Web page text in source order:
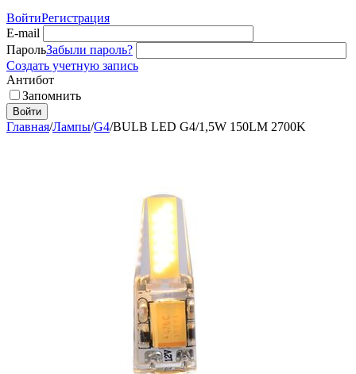
ВойтиРегистрация
E-mail
ПарольЗабыли пароль?
Создать учетную запись
Антибот
Запомнить
Войти
Главная/Лампы/G4/BULB LED G4/1,5W 150LM 2700K